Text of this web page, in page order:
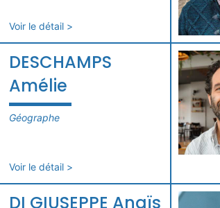
Voir le détail >
DESCHAMPS
Amélie
Géographe
Voir le détail >
DI GIUSEPPE Anaïs